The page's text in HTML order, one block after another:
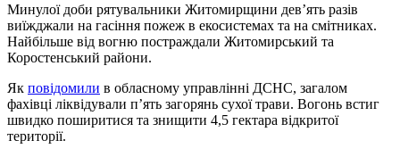
Минулої доби рятувальники Житомирщини дев’ять разів
виїжджали на гасіння пожеж в екосистемах та на смітниках.
Найбільше від вогню постраждали Житомирський та
Коростенський райони.
Як повідомили в обласному управлінні ДСНС, загалом
фахівці ліквідували п’ять загорянь сухої трави. Вогонь встиг
швидко поширитися та знищити 4,5 гектара відкритої
території.